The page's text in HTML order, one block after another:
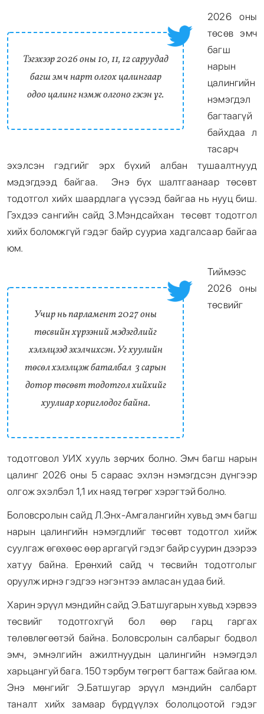
Тэгэхээр 2026 оны 10, 11, 12 саруудад
багш эмч нарт олгох цалингаар
одоо цалинг нэмж олгоно гэсэн үг.
2026 оны
төсөв эмч
багш
нарын
цалингийн
нэмэгдэл
багтаагүй
байхдаа л
тасарч
эхэлсэн гэдгийг эрх бүхий албан тушаалтнууд
мэдэгдээд байгаа. Энэ бүх шалтгаанаар төсөвт
тодотгол хийх шаардлага үүсээд байгаа нь нууц биш.
Гэхдээ сангийн сайд З.Мэндсайхан төсөвт тодотгол
хийх боломжгүй гэдэг байр сууриа хадгалсаар байгаа
юм.
Учир нь парламент 2027 оны
төсвийн хүрээний мэдэгдлийг
хэлэлцээд эхэлчихсэн. Уг хуулийн
төсөл хэлэлцэж баталбал 3 сарын
дотор төсөвт тодотгол хийхийг
хуулиар хориглодог байна.
Тиймээс
2026 оны
төсвийг
тодотговол УИХ хууль зөрчих болно. Эмч багш нарын
цалинг 2026 оны 5 сараас эхлэн нэмэгдсэн дүнгээр
олгож эхэлбэл 1,1 их наяд төгрөг хэрэгтэй болно.
Боловсролын сайд Л.Энх-Амгалангийн хувьд эмч багш
нарын цалингийн нэмэгдлийг төсөвт тодотгол хийж
суулгаж өгөхөөс өөр аргагүй гэдэг байр суурин дээрээ
хатуу байна. Ерөнхий сайд ч төсвийн тодотголыг
оруулж ирнэ гэдгээ нэгэнтээ амласан удаа бий.
Харин эрүүл мэндийн сайд Э.Батшугарын хувьд хэрвээ
төсвийг тодотгохгүй бол өөр гарц гаргах
төлөвлөгөөтэй байна. Боловсролын салбарыг бодвол
эмч, эмнэлгийн ажилтнуудын цалингийн нэмэгдэл
харьцангуй бага. 150 тэрбум төгрөгт багтаж байгаа юм.
Энэ мөнгийг Э.Батшугар эрүүл мэндийн салбарт
таналт хийх замаар бүрдүүлэх бололцоотой гэдэг